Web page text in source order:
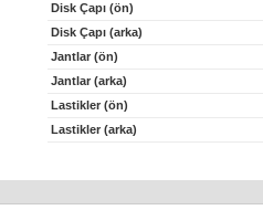
Disk Çapı (ön)
Disk Çapı (arka)
Jantlar (ön)
Jantlar (arka)
Lastikler (ön)
Lastikler (arka)